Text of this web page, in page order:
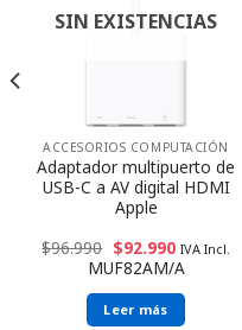
SIN EXISTENCIAS
ACCESORIOS COMPUTACIÓN
Adaptador multipuerto de
USB-C a AV digital HDMI
Apple
$96.990 $92.990 IVA Incl.
MUF82AM/A
Leer más